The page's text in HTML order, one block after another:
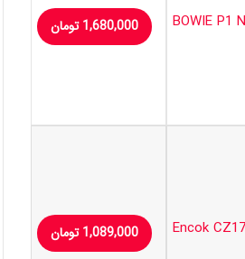
1,680,000 تومان
1,089,000 تومان